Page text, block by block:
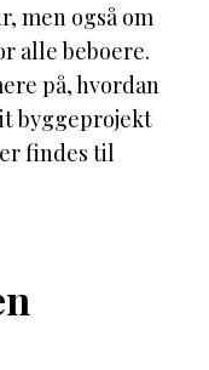
men også om
alle beboere.
på, hvordan
byggeprojekt
findes til